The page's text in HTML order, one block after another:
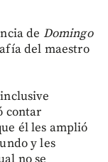
de Domingo
del maestro
contar
él les amplió
y les
no se